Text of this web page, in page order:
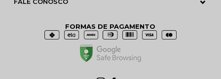
FORMAS DE PAGAMENTO